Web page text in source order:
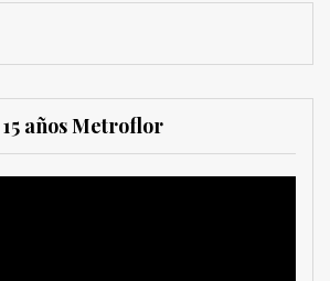
15 años Metroflor